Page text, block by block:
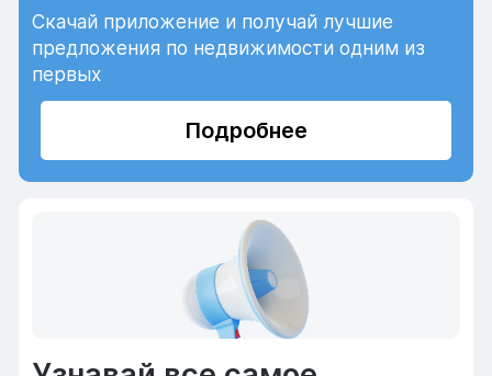
Скачай приложение и получай лучшие
предложения по недвижимости одним из
первых
Подробнее